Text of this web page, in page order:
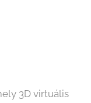
3D virtuális